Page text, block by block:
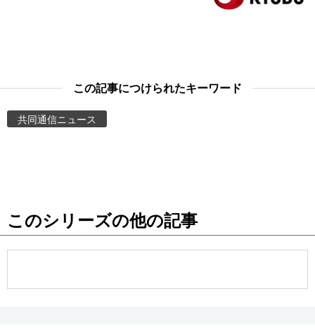
お知らせ
この記事につけられたキーワード
共同通信ニュース
このシリーズの他の記事